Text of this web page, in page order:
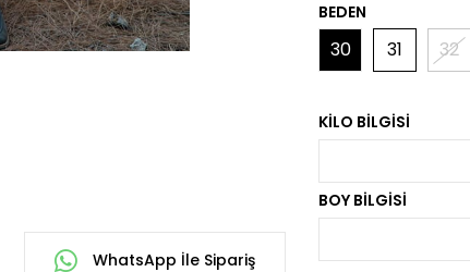
WhatsApp İle Sipariş
BEDEN
30 31 32
KILO BILGISI
BOY BILGISI